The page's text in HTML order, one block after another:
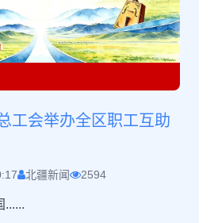
工会举办全区职工互助
北疆新闻 2594
......